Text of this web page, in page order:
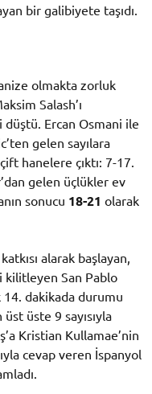
bir galibiyete taşıdı.
olmakta zorluk
Salash’ı
düştü. Ercan Osmani ile
gelen sayılara
hanelere çıktı: 7-17.
gelen üçlükler ev
sonucu 18-21 olarak
alarak başlayan,
kilitleyen San Pablo
dakikada durumu
üste 9 sayısıyla
Kristian Kullamae’nin
cevap veren İspanyol